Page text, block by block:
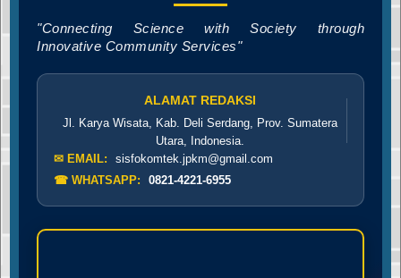
"Connecting Science with Society through
Innovative Community Services"
ALAMAT REDAKSI
Jl. Karya Wisata, Kab. Deli Serdang, Prov. Sumatera
Utara, Indonesia.
✉ EMAIL:
sisfokomtek.jpkm@gmail.com
☎ WHATSAPP:
0821-4221-6955